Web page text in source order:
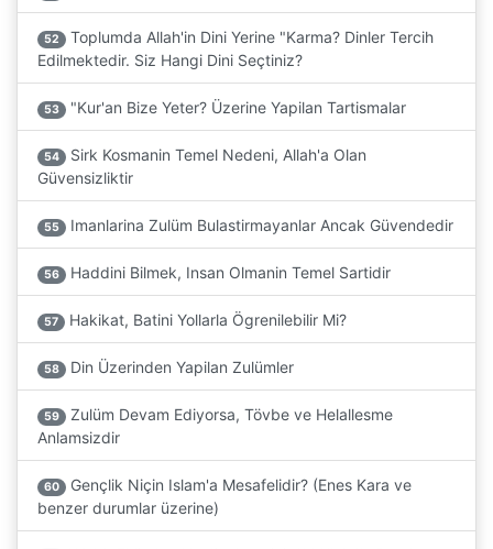
52
Toplumda Allah'in Dini Yerine "Karma? Dinler Tercih
Edilmektedir. Siz Hangi Dini Seçtiniz?
53 "Kur'an Bize Yeter? Üzerine Yapilan Tartismalar
54
Sirk Kosmanin Temel Nedeni, Allah'a Olan
Güvensizliktir
55 Imanlarina Zulüm Bulastirmayanlar Ancak Güvendedir
56 Haddini Bilmek, Insan Olmanin Temel Sartidir
57 Hakikat, Batini Yollarla Ögrenilebilir Mi?
58 Din Üzerinden Yapilan Zulümler
59
Zulüm Devam Ediyorsa, Tövbe ve Helallesme
Anlamsizdir
60
Gençlik Niçin Islam'a Mesafelidir? (Enes Kara ve
benzer durumlar üzerine)